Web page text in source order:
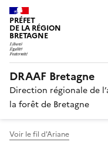
PRÉFET
DE LA RÉGION
BRETAGNE
DRAAF Bretagne
Direction régionale de
la forêt de Bretagne
Voir le fil d'Ariane